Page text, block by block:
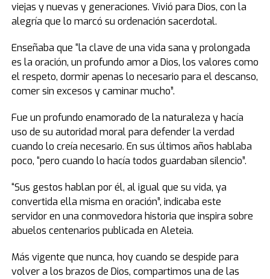
viejas y nuevas y generaciones. Vivió para Dios, con la
alegría que lo marcó su ordenación sacerdotal.
Enseñaba que “la clave de una vida sana y prolongada
es la oración, un profundo amor a Dios, los valores como
el respeto, dormir apenas lo necesario para el descanso,
comer sin excesos y caminar mucho”.
Fue un profundo enamorado de la naturaleza y hacía
uso de su autoridad moral para defender la verdad
cuando lo creía necesario. En sus últimos años hablaba
poco, “pero cuando lo hacía todos guardaban silencio”.
“Sus gestos hablan por él, al igual que su vida, ya
convertida ella misma en oración”, indicaba este
servidor en una conmovedora historia que inspira sobre
abuelos centenarios publicada en Aleteia.
Más vigente que nunca, hoy cuando se despide para
volver a los brazos de Dios, compartimos una de las